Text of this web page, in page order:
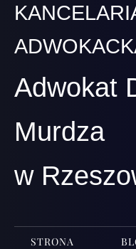
Adwokat
Murdza
w
STRONA